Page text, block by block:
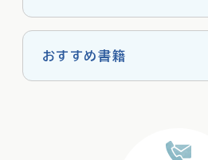
おすすめ書籍